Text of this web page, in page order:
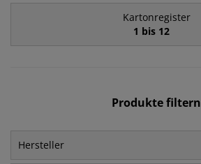
Kartonregister
1 bis 12
Produkte filtern
Hersteller